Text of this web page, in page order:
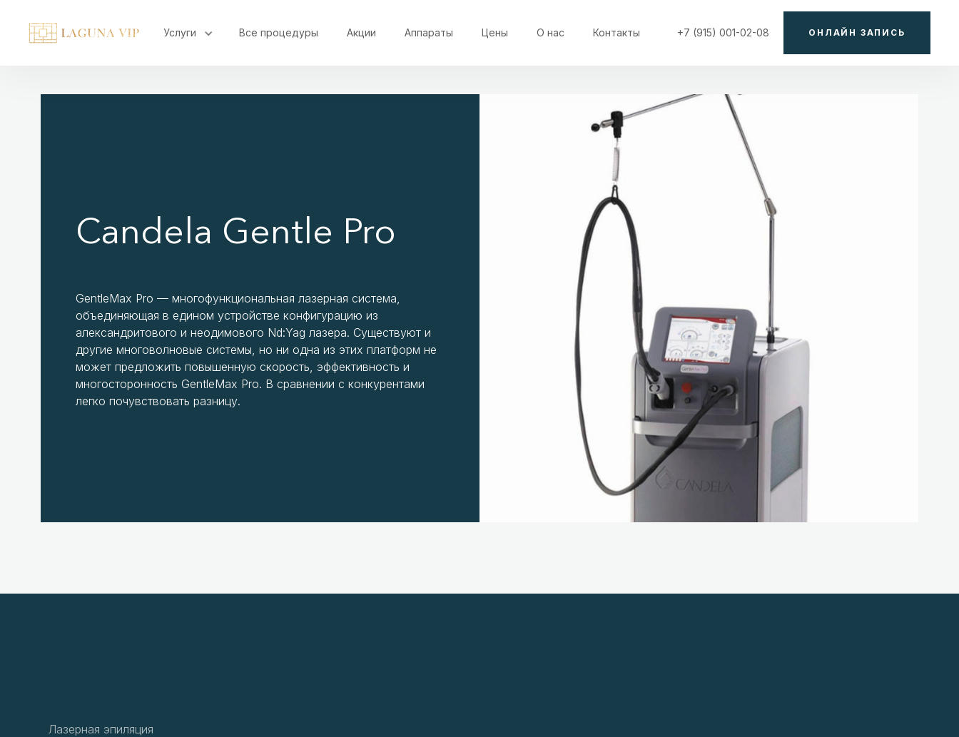
Услуги Все процедуры Акции Аппараты Цены О нас Контакты +7 (915) 001-02-08 ОНЛАЙН ЗАПИСЬ
Candela Gentle Pro
GentleMax Pro — многофункциональная лазерная система,
объединяющая в едином устройстве конфигурацию из
александритового и неодимового Nd:Yag лазера. Существуют и
другие многоволновые системы, но ни одна из этих платформ не
может предложить повышенную скорость, эффективность и
многосторонность GentleMax Pro. В сравнении с конкурентами
легко почувствовать разницу.
Лазерная эпиляция